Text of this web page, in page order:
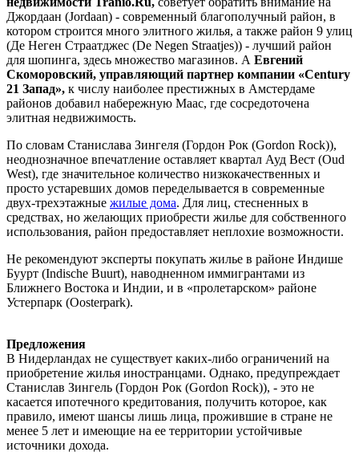
Джордаан (Jordaan) - современный благополучный район, в
котором строится много элитного жилья, а также район 9 улиц
(Де Неген Страатджес (De Negen Straatjes)) - лучший район
для шопинга, здесь множество магазинов. А Евгений
Скоморовский, управляющий партнер компании «Century
21 Запад», к числу наиболее престижных в Амстердаме
районов добавил набережную Маас, где сосредоточена
элитная недвижимость.
По словам Станислава Зингеля (Гордон Рок (Gordon Rock)),
неоднозначное впечатление оставляет квартал Ауд Вест (Oud
West), где значительное количество низкокачественных и
просто устаревших домов переделывается в современные
двух-трехэтажные жилые дома. Для лиц, стесненных в
средствах, но желающих приобрести жилье для собственного
использования, район предоставляет неплохие возможности.
Не рекомендуют эксперты покупать жилье в районе Индише
Буурт (Indische Buurt), наводненном иммигрантами из
Ближнего Востока и Индии, и в «пролетарском» районе
Устерпарк (Oosterpark).
Предложения
В Нидерландах не существует каких-либо ограничений на
приобретение жилья иностранцами. Однако, предупреждает
Станислав Зингель (Гордон Рок (Gordon Rock)), - это не
касается ипотечного кредитования, получить которое, как
правило, имеют шансы лишь лица, прожившие в стране не
менее 5 лет и имеющие на ее территории устойчивые
источники дохода.